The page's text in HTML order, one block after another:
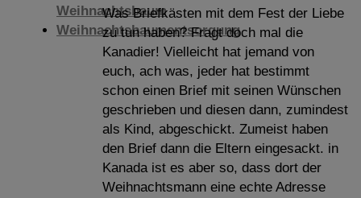
Weihnachtsbaum
Weihnachtsbaumentsorgung
Was Briefkästen mit dem Fest der Liebe
zu tun haben? Fragt doch mal die
Kanadier! Vielleicht hat jemand von
euch, ach was, jeder hat bestimmt
schon einen Brief mit seinen Wünschen
geschrieben und diesen dann, zumindest
als Kind, abgeschickt. Zumeist haben
den Brief dann die Eltern eingesackt. in
Kanada ist es aber so, dass dort der
Weihnachtsmann eine echte Adresse